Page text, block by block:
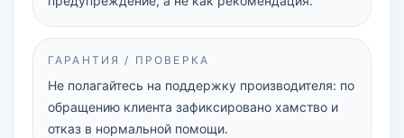
ГАРАНТИЯ / ПРОВЕРКА
Не полагайтесь на поддержку производителя: по
обращению клиента зафиксировано хамство и
отказ в нормальной помощи.